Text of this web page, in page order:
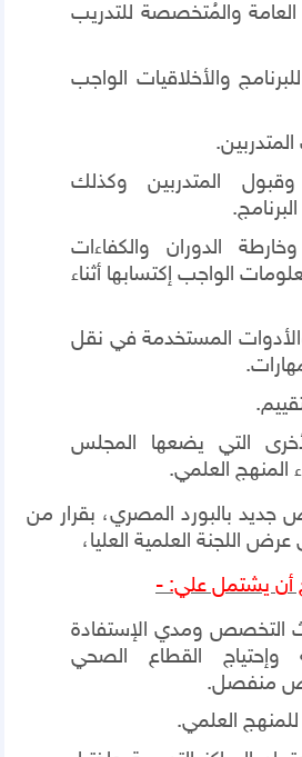
والمُتخصصة للتدريب
والأخلاقيات الواجب
وقبول المتدربين وكذلك
الدوران والكفاءات
الواجب إكتسابها أثناء
المستخدمة في نقل
التي يضعها المجلس
المنهج العلمي.
بالبورد المصري، بقرار من
اللجنة العلمية العليا،
أن يشتمل علي: -
التخصص ومدي الإستفادة
وإحتياج القطاع الصحي
منفصل.
العلمي.